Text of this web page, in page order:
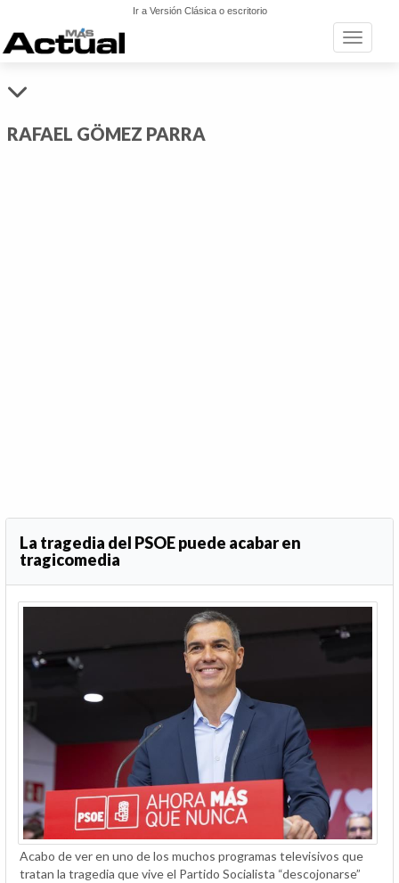
Ir a Versión Clásica o escritorio
Toggle
RAFAEL GÖMEZ PARRA
La tragedia del PSOE puede acabar en
tragicomedia
Acabo de ver en uno de los muchos programas televisivos que
tratan la tragedia que vive el Partido Socialista “descojonarse”